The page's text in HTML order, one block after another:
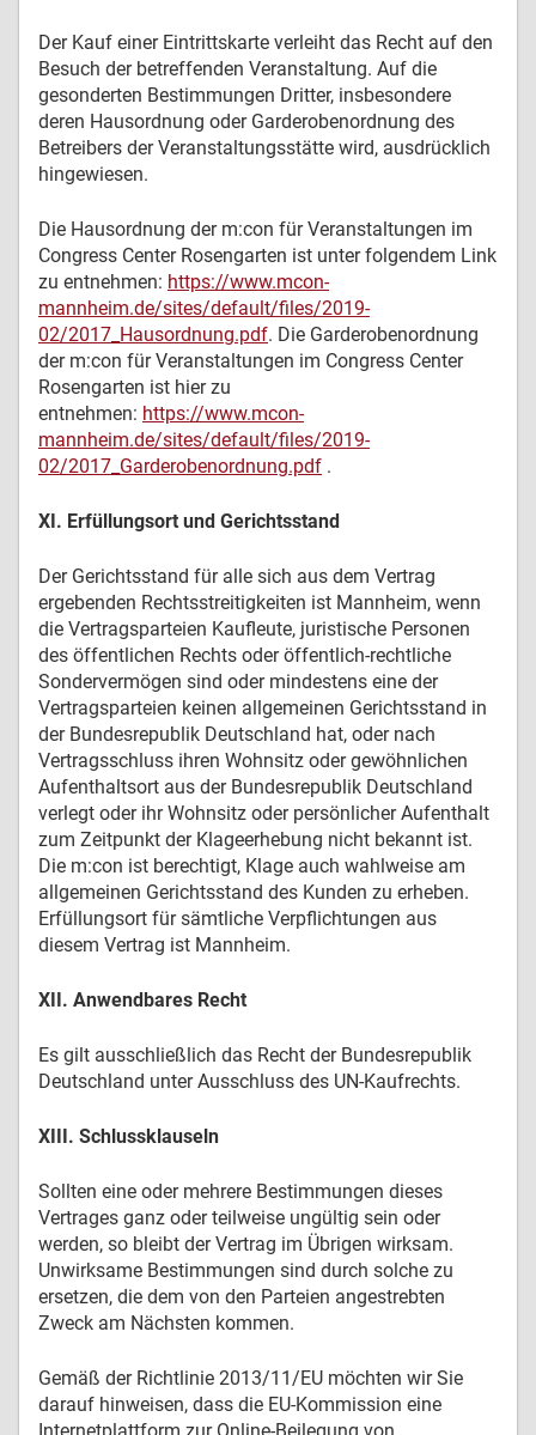
Der Kauf einer Eintrittskarte verleiht das Recht auf den
Besuch der betreffenden Veranstaltung. Auf die
gesonderten Bestimmungen Dritter, insbesondere
deren Hausordnung oder Garderobenordnung des
Betreibers der Veranstaltungsstätte wird, ausdrücklich
hingewiesen.
Die Hausordnung der m:con für Veranstaltungen im
Congress Center Rosengarten ist unter folgendem Link
zu entnehmen: https://www.mcon-
mannheim.de/sites/default/files/2019-
02/2017_Hausordnung.pdf. Die Garderobenordnung
der m:con für Veranstaltungen im Congress Center
Rosengarten ist hier zu
entnehmen: https://www.mcon-
mannheim.de/sites/default/files/2019-
02/2017_Garderobenordnung.pdf .
XI. Erfüllungsort und Gerichtsstand
Der Gerichtsstand für alle sich aus dem Vertrag
ergebenden Rechtsstreitigkeiten ist Mannheim, wenn
die Vertragsparteien Kaufleute, juristische Personen
des öffentlichen Rechts oder öffentlich-rechtliche
Sondervermögen sind oder mindestens eine der
Vertragsparteien keinen allgemeinen Gerichtsstand in
der Bundesrepublik Deutschland hat, oder nach
Vertragsschluss ihren Wohnsitz oder gewöhnlichen
Aufenthaltsort aus der Bundesrepublik Deutschland
verlegt oder ihr Wohnsitz oder persönlicher Aufenthalt
zum Zeitpunkt der Klageerhebung nicht bekannt ist.
Die m:con ist berechtigt, Klage auch wahlweise am
allgemeinen Gerichtsstand des Kunden zu erheben.
Erfüllungsort für sämtliche Verpflichtungen aus
diesem Vertrag ist Mannheim.
XII. Anwendbares Recht
Es gilt ausschließlich das Recht der Bundesrepublik
Deutschland unter Ausschluss des UN-Kaufrechts.
XIII. Schlussklauseln
Sollten eine oder mehrere Bestimmungen dieses
Vertrages ganz oder teilweise ungültig sein oder
werden, so bleibt der Vertrag im Übrigen wirksam.
Unwirksame Bestimmungen sind durch solche zu
ersetzen, die dem von den Parteien angestrebten
Zweck am Nächsten kommen.
Gemäß der Richtlinie 2013/11/EU möchten wir Sie
darauf hinweisen, dass die EU-Kommission eine